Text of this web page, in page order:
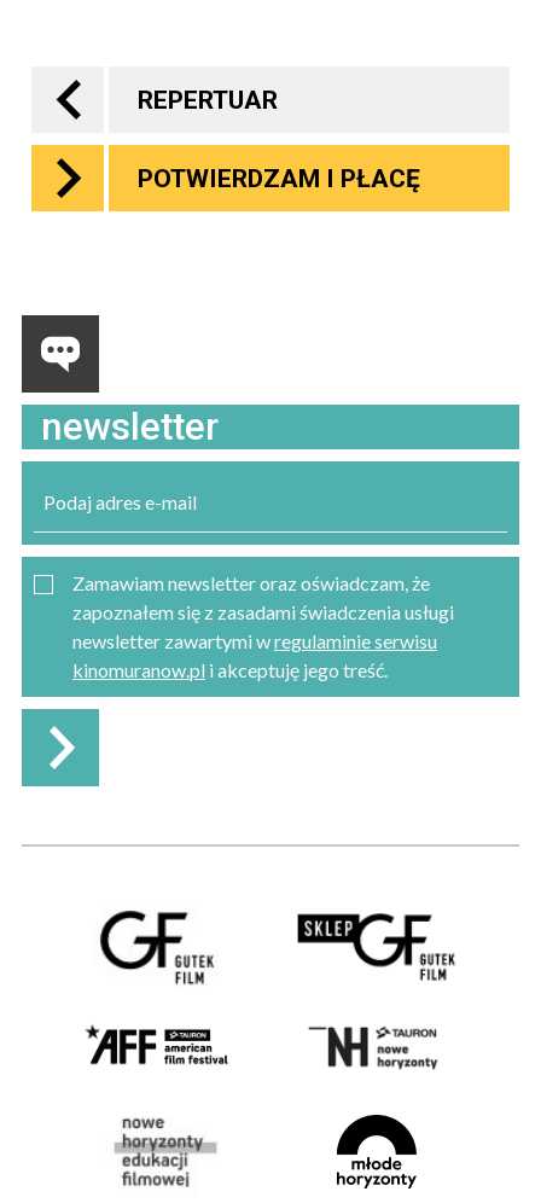
REPERTUAR
POTWIERDZAM I PŁACĘ
newsletter
Zamawiam newsletter oraz oświadczam, że
zapoznałem się z zasadami świadczenia usługi
newsletter zawartymi wregulaminie serwisu
kinomuranow.pl i akceptuję jego treść.